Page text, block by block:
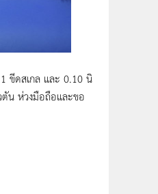
ขีดสเกล และ 0.10 นิ
น ห่วงมือถือและขอ